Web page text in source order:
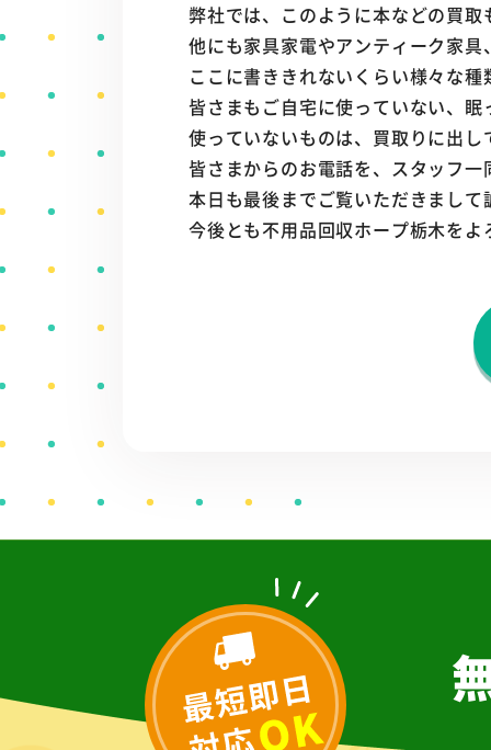
弊社では、このように本などの買
他にも家具家電やアンティーク家
ここに書ききれないくらい様々な
皆さまもご自宅に使っていない、
使っていないものは、買取りに出
皆さまからのお電話を、スタッフ
本日も最後までご覧いただきまし
今後とも不用品回収ホープ栃木を